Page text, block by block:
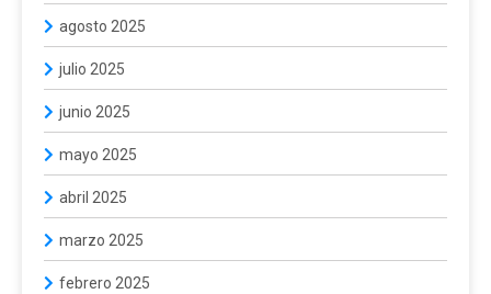
agosto 2025
julio 2025
junio 2025
mayo 2025
abril 2025
marzo 2025
febrero 2025